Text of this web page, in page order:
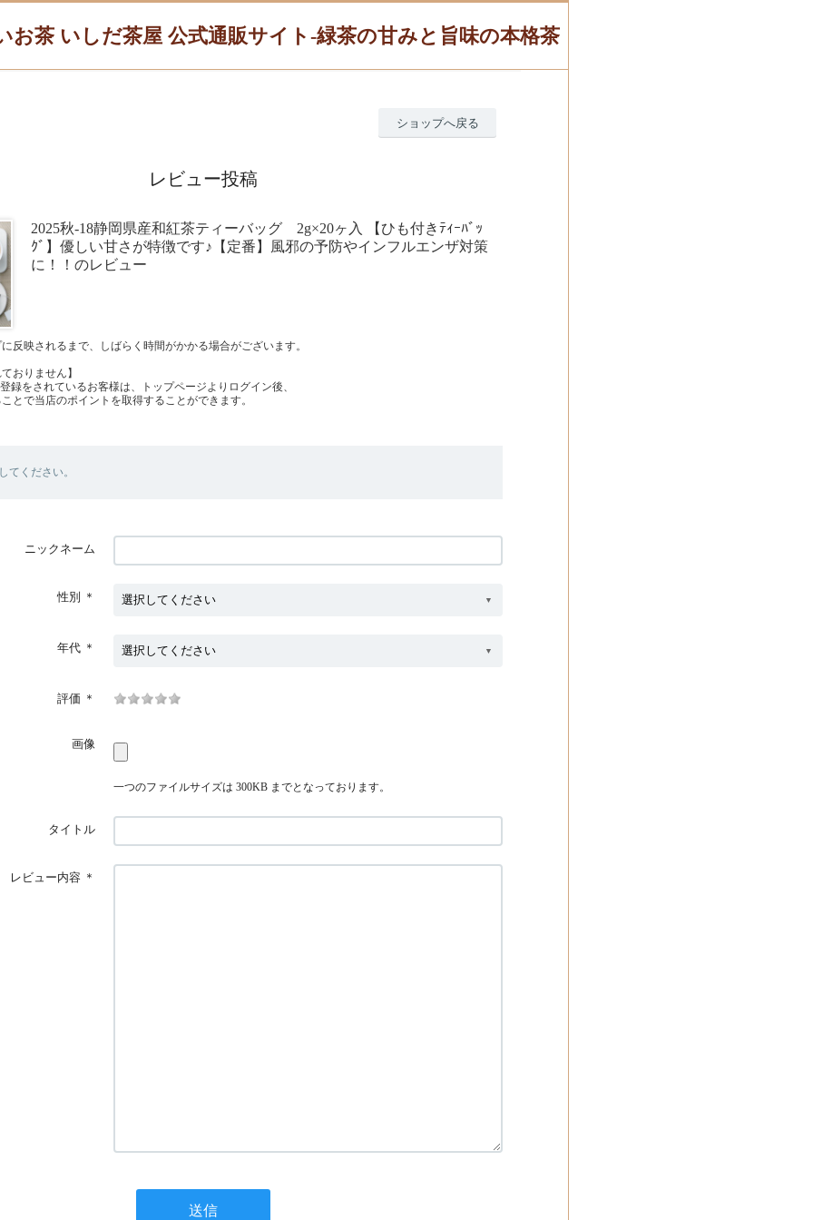
お茶 いしだ茶屋 公式通販サイト-緑茶の甘みと旨味の本格茶
ショップへ戻る
レビュー投稿
2025秋-18静岡県産和紅茶ティーバッグ 2g×20ヶ入 【ひも付きﾃｨｰﾊﾞｯ
ｸﾞ】優しい甘さが特徴です♪【定番】風邪の予防やインフルエンザ対策
に！！のレビュー
反映されるまで、しばらく時間がかかる場合がございます。
おりません】
録をされているお客様は、トップページよりログイン後、
とで当店のポイントを取得することができます。
てください。
ニックネーム
性別 ＊
年代 ＊
評価 ＊
画像
一つのファイルサイズは 300KB までとなっております。
タイトル
レビュー内容 ＊